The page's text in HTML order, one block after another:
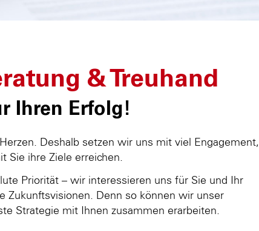
& Treuhand
Ihren Erfolg!
Deshalb setzen wir uns mit viel Engagement,
Sie ihre Ziele erreichen.
Priorität – wir interessieren uns für Sie und Ihr
Zukunftsvisionen. Denn so können wir unser
Strategie mit Ihnen zusammen erarbeiten.